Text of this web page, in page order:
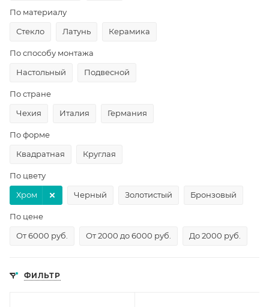
По материалу
Стекло
Латунь Керамика
По способу монтажа
Настольный
Подвесной
По стране
Чехия
Италия Германия
По форме
Квадратная
Круглая
По цвету
Черный
Золотистый Бронзовый
Хром
По цене
От 6000 руб.
От 2000 до 6000 руб. До 2000 руб.
ФИЛЬТР